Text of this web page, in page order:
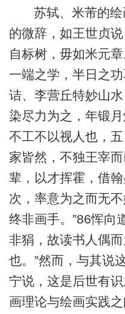
苏轼、米芾的
的微辞，如王世贞
自标树，毋如米元
一端之学，半日之
诘、李营丘特妙山
染尽力为之，年锻
不工不以视人也，
家皆然，不独王宰
辈，以才挥霍，借
次，率意为之而无
终非画手。”86恽向
非狷，故读书人偶
也。”然而，与其说
宁说，这是后世有
画理论与绘画实践